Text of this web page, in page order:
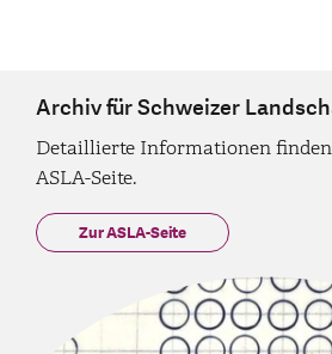
Archiv für Schweizer
Detaillierte Informationen
ASLA-Seite.
Zur ASLA-Seite